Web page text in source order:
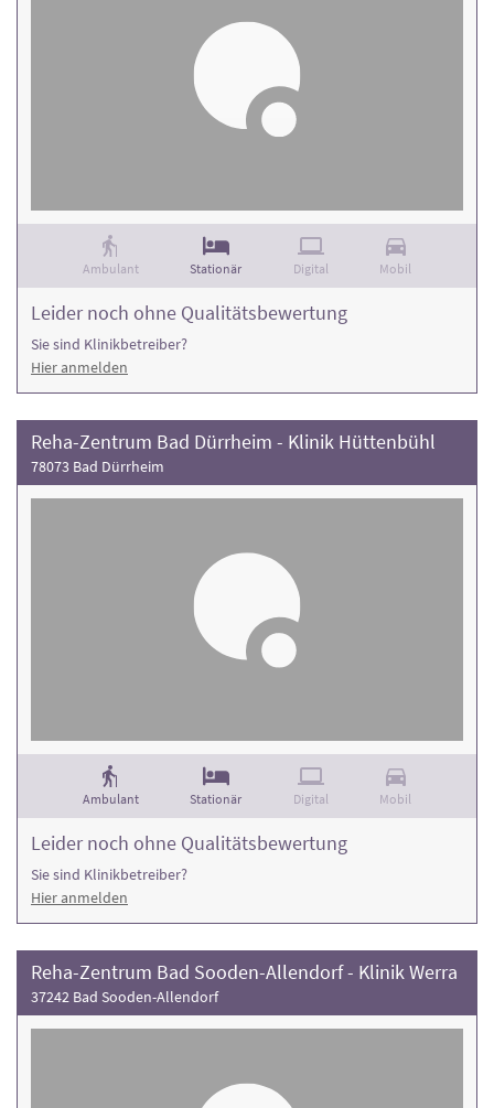
Ambulant Stationär Digital Mobil
Leider noch ohne Qualitätsbewertung
Sie sind Klinikbetreiber?
Hier anmelden
Reha-Zentrum Bad Dürrheim - Klinik Hüttenbühl
78073 Bad Dürrheim
Ambulant Stationär Digital Mobil
Leider noch ohne Qualitätsbewertung
Sie sind Klinikbetreiber?
Hier anmelden
Reha-Zentrum Bad Sooden-Allendorf - Klinik Werra
37242 Bad Sooden-Allendorf